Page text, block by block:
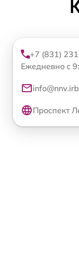
+7 (831)
Ежедневно с
Проспект